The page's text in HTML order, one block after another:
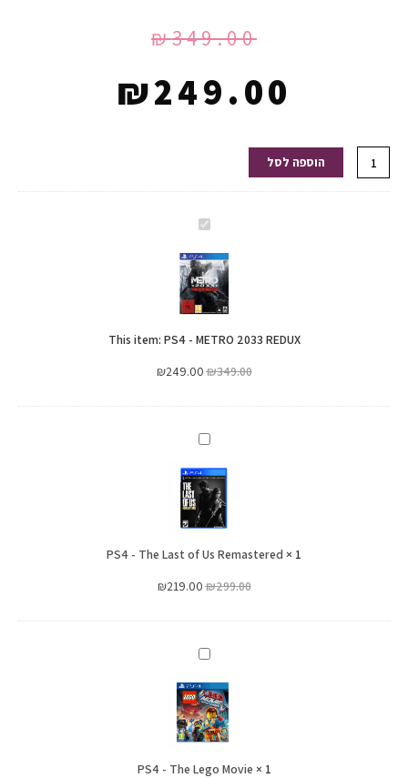
₪349.00
₪249.00
כמות
של
הוספה לסל
PS4
METRO
2033
REDUX
This item: PS4 - METRO 2033 REDUX
₪349.00
₪249.00
PS4
The
Last
of
Us
1
×
PS4 - The Last of Us Remastered
₪299.00
₪219.00
PS4
The
Lego
Movie
1
×
PS4 - The Lego Movie